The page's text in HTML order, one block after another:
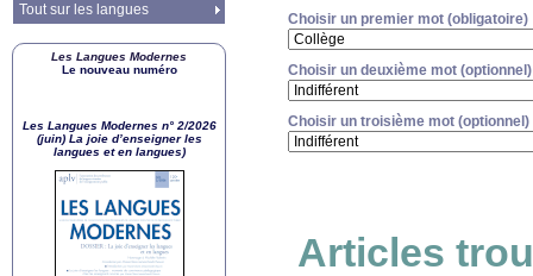
Choisir un premier mot (obligatoire)
Choisir un deuxième mot (optionnel)
Choisir un troisième mot (optionnel)
Articles
Tout sur les langues
Les Langues Modernes
Le nouveau numéro
Les Langues Modernes n° 2/2026
(juin) La joie d’enseigner les
langues et en langues)